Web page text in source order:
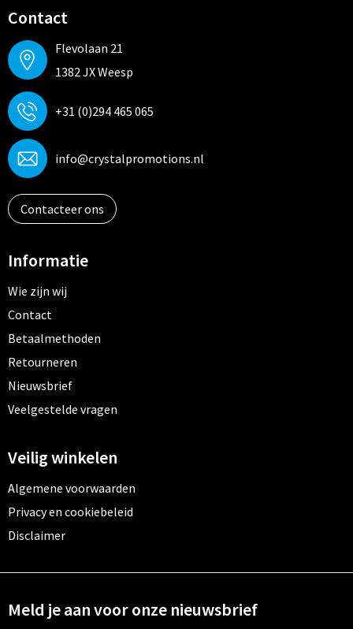
Contact
Flevolaan 21
1382 JX Weesp
+31 (0)294 465 065
info@crystalpromotions.nl
Contacteer ons
Informatie
Wie zijn wij
Contact
Betaalmethoden
Retourneren
Nieuwsbrief
Veelgestelde vragen
Veilig winkelen
Algemene voorwaarden
Privacy en cookiebeleid
Disclaimer
Meld je aan voor onze nieuwsbrief